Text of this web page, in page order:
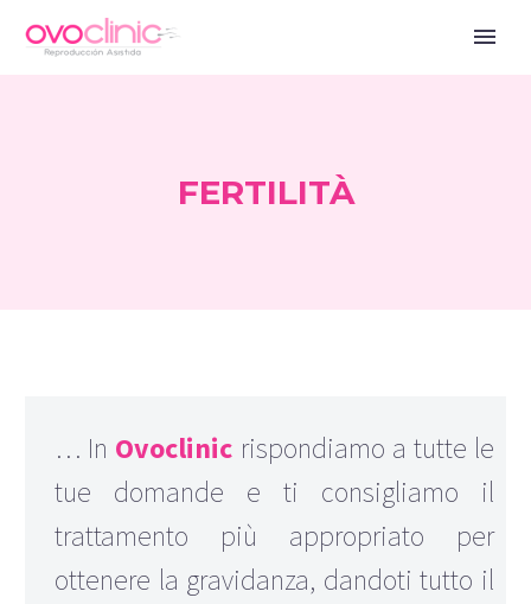
FERTILITÀ
… In Ovoclinic rispondiamo a tutte le
tue domande e ti consigliamo il
trattamento più appropriato per
ottenere la gravidanza, dandoti tutto il